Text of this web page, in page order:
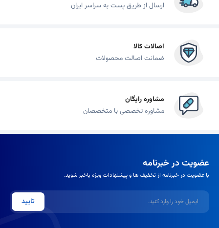
ارسال از طریق پست به سراسر ایران
اصالات کالا
ضمانت اصالت محصولات
مشاوره رایگان
مشاوره تخصصی با متخصصان
عضویت در خبرنامه
با عضویت در خبرنامه از تخفیف ها و پیشنهادات ویژه باخبر شوید.
ایمیل
تایید